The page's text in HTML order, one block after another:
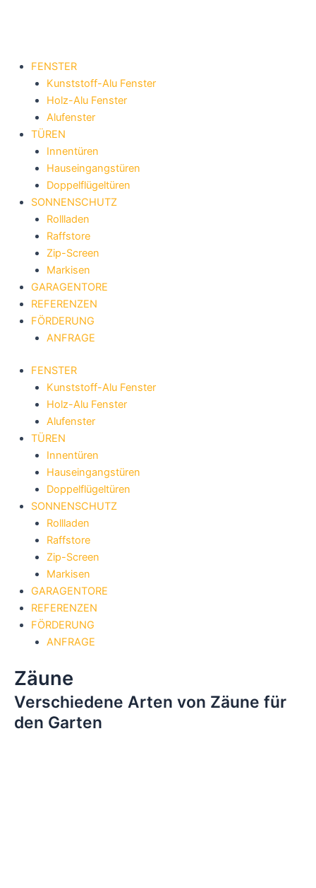
FENSTER
Kunststoff-Alu Fenster
Holz-Alu Fenster
Alufenster
TÜREN
Innentüren
Hauseingangstüren
Doppelflügeltüren
SONNENSCHUTZ
Rollladen
Raffstore
Zip-Screen
Markisen
GARAGENTORE
REFERENZEN
FÖRDERUNG
ANFRAGE
FENSTER
Kunststoff-Alu Fenster
Holz-Alu Fenster
Alufenster
TÜREN
Innentüren
Hauseingangstüren
Doppelflügeltüren
SONNENSCHUTZ
Rollladen
Raffstore
Zip-Screen
Markisen
GARAGENTORE
REFERENZEN
FÖRDERUNG
ANFRAGE
Zäune
Verschiedene Arten von Zäune für
den Garten